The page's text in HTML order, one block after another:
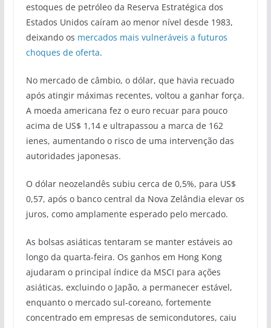
estoques de petróleo da Reserva Estratégica dos
Estados Unidos caíram ao menor nível desde 1983,
deixando os mercados mais vulneráveis a futuros
choques de oferta.
No mercado de câmbio, o dólar, que havia recuado
após atingir máximas recentes, voltou a ganhar força.
A moeda americana fez o euro recuar para pouco
acima de US$ 1,14 e ultrapassou a marca de 162
ienes, aumentando o risco de uma intervenção das
autoridades japonesas.
O dólar neozelandês subiu cerca de 0,5%, para US$
0,57, após o banco central da Nova Zelândia elevar os
juros, como amplamente esperado pelo mercado.
As bolsas asiáticas tentaram se manter estáveis ao
longo da quarta-feira. Os ganhos em Hong Kong
ajudaram o principal índice da MSCI para ações
asiáticas, excluindo o Japão, a permanecer estável,
enquanto o mercado sul-coreano, fortemente
concentrado em empresas de semicondutores, caiu